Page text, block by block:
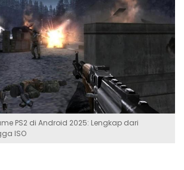
PS2 di Android 2025: Lengkap dari
ISO